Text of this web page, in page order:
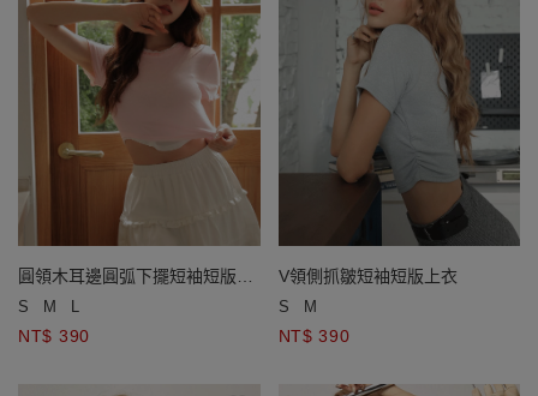
圓領木耳邊圓弧下擺短袖短版上
衣
S M L
NT$ 390
V領側抓皺短袖短版上衣
S M
NT$ 390